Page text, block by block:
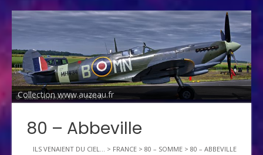
Collection www.auzeau.fr
80 – Abbeville
ILS VENAIENT DU CIEL... > FRANCE > 80 – SOMME > 80 – ABBEVILLE